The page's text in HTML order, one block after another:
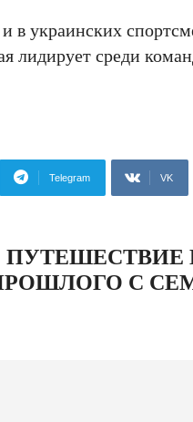
в украинских
лидирует среди
Telegram VK
ПУТЕШЕСТВИЕ
С